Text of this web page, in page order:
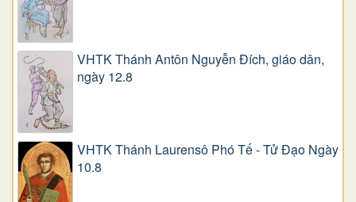
VHTK Thánh Antôn Nguyễn Ðích, giáo dân,
ngày 12.8
VHTK Thánh Laurensô Phó Tế - Tử Đạo Ngày
10.8